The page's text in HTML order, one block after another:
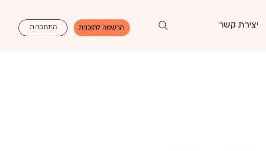
התחברות הרשמה לתוכנית יצירת קשר